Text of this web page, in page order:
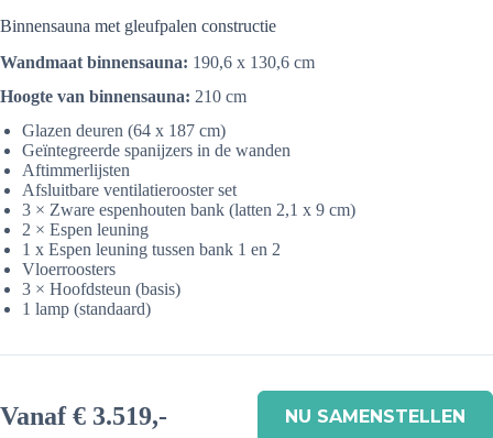
Binnensauna met gleufpalen constructie
Wandmaat binnensauna: 190,6 x 130,6 cm
Hoogte van binnensauna: 210 cm
Glazen deuren (64 x 187 cm)
Geïntegreerde spanijzers in de wanden
Aftimmerlijsten
Afsluitbare ventilatierooster set
3 × Zware espenhouten bank (latten 2,1 x 9 cm)
2 × Espen leuning
1 x Espen leuning tussen bank 1 en 2
Vloerroosters
3 × Hoofdsteun (basis)
1 lamp (standaard)
Vanaf € 3.519,- NU SAMENSTELLEN